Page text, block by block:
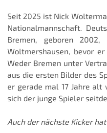
Seit 2025 ist Nick
Nationalmannschaft.
Bremen, geboren
Woltmershausen, bevor
Weder Bremen unter
aus die ersten Bilder des
er gerade mal 17 Jahre alt
sich der junge Spieler
Auch der nächste Kicker